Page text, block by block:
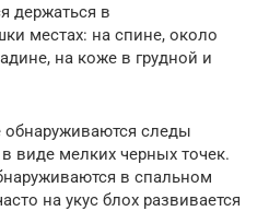
держаться в
местах: на спине, около
на коже в грудной и
следы
виде мелких черных точек.
в спальном
на укус блох развивается